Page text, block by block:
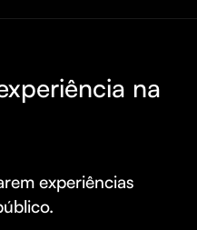
na
experiências